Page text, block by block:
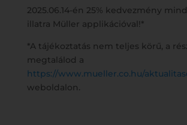
2025.06.14-én 25% kedvezmény
illatra Müller applikációval!*
*A tájékoztatás nem teljes körű, a
megtalálod a
https://www.mueller.co.hu/
weboldalon.